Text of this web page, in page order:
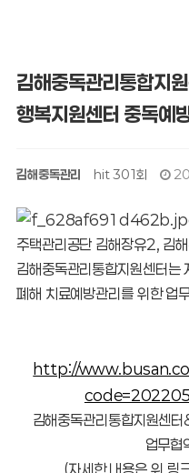
김해중독관리통합지
행복지원센터 중독예
김해중독관리 hit 301회
주택관리공단 김해장유2, 김
김해중독관리통합지원센터는
폐해 치료예방관리를 위한 업
http://
김해중독관리통합지원센
업무협
(자세한 내용은 위 링